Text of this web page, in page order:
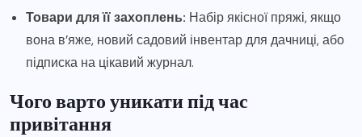
Товари для її захоплень: Набір якісної пряжі, якщо
вона в’яже, новий садовий інвентар для дачниці, або
підписка на цікавий журнал.
Чого варто уникати під час
привітання